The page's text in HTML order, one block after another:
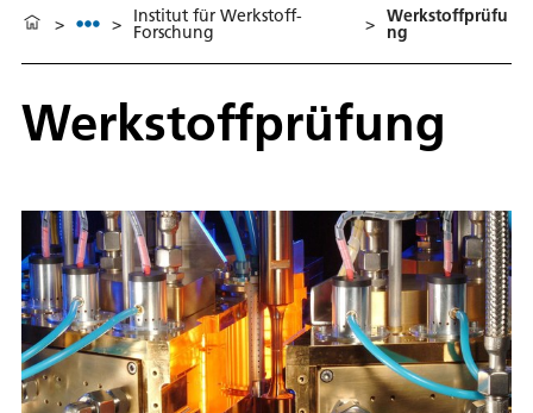
> > Institut für Werkstoff-
Forschung > Werkstoffprüfu
ng
Werkstoffprüfung